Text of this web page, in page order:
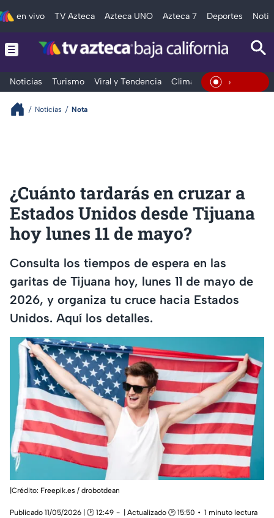
en vivo TV Azteca Azteca UNO Azteca 7 Deportes
Noticias Turismo Viral y Tendencia Clima Deportes En Vivo
Noticias Nota
¿Cuánto tardarás en cruzar a
Estados Unidos desde Tijuana
hoy lunes 11 de mayo?
Consulta los tiempos de espera en las
garitas de Tijuana hoy, lunes 11 de mayo de
2026, y organiza tu cruce hacia Estados
Unidos. Aquí los detalles.
|Crédito: Freepik.es / drobotdean
Publicado 11/05/2026 | 🕑 12:49 | Actualizado 🕑 15:50
1 minuto lectura